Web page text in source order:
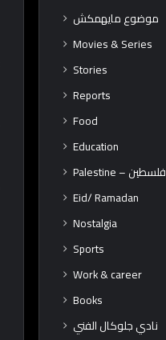
موضوع مايهمكش
Movies & Series
Stories
Reports
Food
Education
Palestine – فلسطين
Eid/ Ramadan
Nostalgia
Sports
Work & career
Books
نادي جلوكال الفني